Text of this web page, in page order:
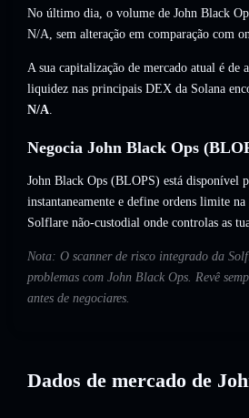
No último dia, o volume de John Black
N/A, sem alteração em comparação com
A sua capitalização de mercado atual é de
liquidez nas principais DEX da Solana
N/A.
Negocia John Black Ops
John Black Ops (BLOPS) está disponível
instantaneamente e define ordens limite na
Solflare não-custodial onde controlas as
Nota: O scanner de risco integrado da
problemas com John Black Ops. Revê
antes de negociares.
Dados de mercado de